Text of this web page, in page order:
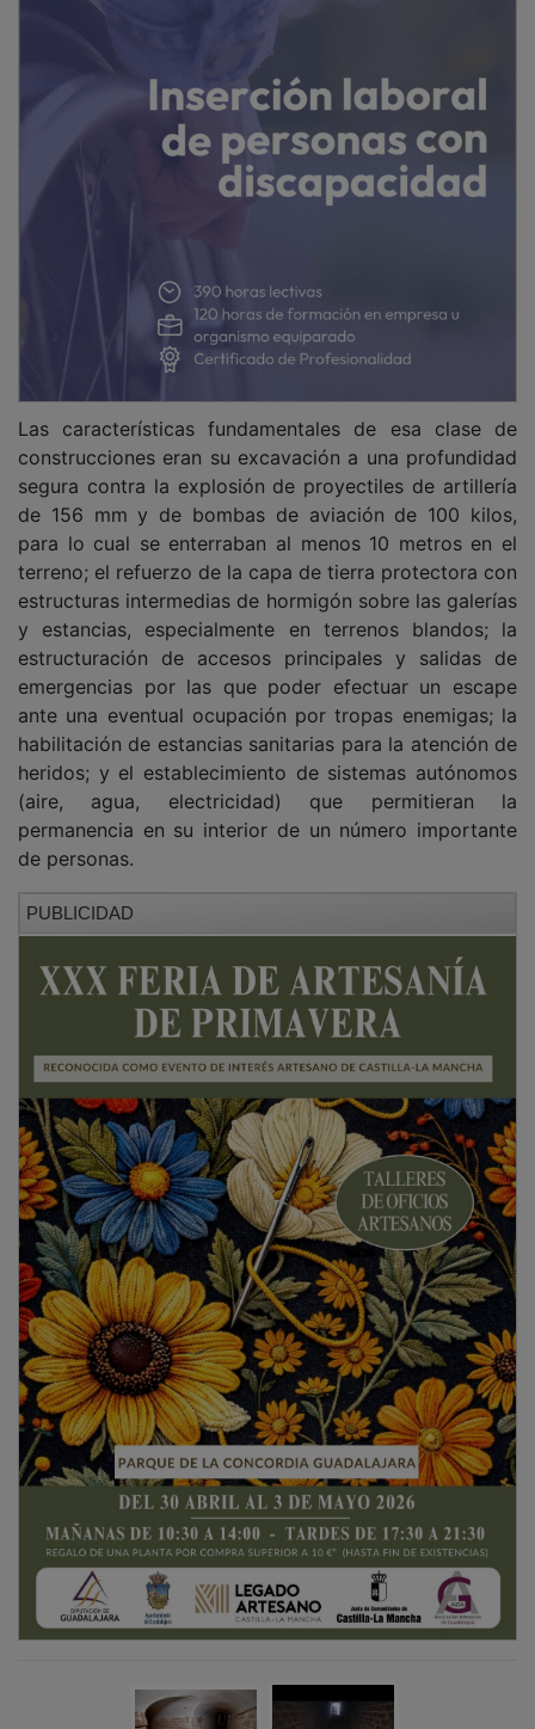
Las características fundamentales de esa clase de
construcciones eran su excavación a una profundidad
segura contra la explosión de proyectiles de artillería
de 156 mm y de bombas de aviación de 100 kilos,
para lo cual se enterraban al menos 10 metros en el
terreno; el refuerzo de la capa de tierra protectora con
estructuras intermedias de hormigón sobre las galerías
y estancias, especialmente en terrenos blandos; la
estructuración de accesos principales y salidas de
emergencias por las que poder efectuar un escape
ante una eventual ocupación por tropas enemigas; la
habilitación de estancias sanitarias para la atención de
heridos; y el establecimiento de sistemas autónomos
(aire, agua, electricidad) que permitieran la
permanencia en su interior de un número importante
de personas.